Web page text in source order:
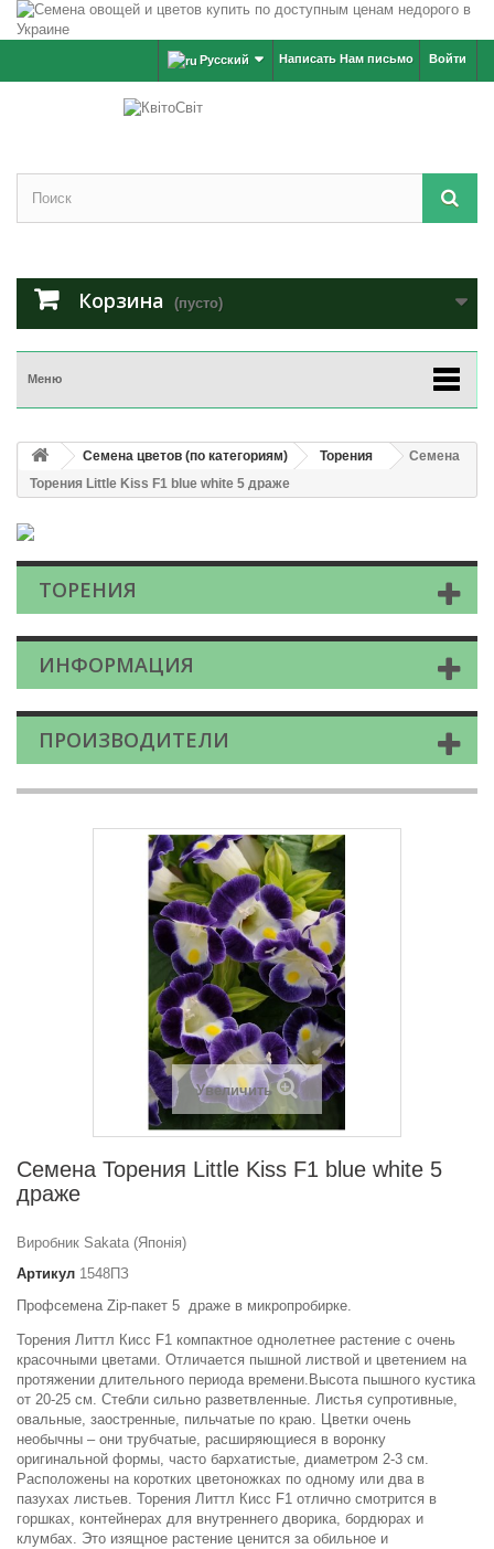
Войти
Написать Нам письмо
Русский
Корзина (пусто)
Меню
Семена цветов (по категориям) Торения
Семена
Торения Little Kiss F1 blue white 5 драже
ТОРЕНИЯ
ИНФОРМАЦИЯ
ПРОИЗВОДИТЕЛИ
Увеличить
Семена Торения Little Kiss F1 blue white 5
драже
Виробник Sakata (Японія)
Артикул 1548ПЗ
Профсемена Zip-пакет 5 драже в микропробирке.
Торения Литтл Кисс F1 компактное однолетнее растение с очень
красочными цветами. Отличается пышной листвой и цветением на
протяжении длительного периода времени.Высота пышного кустика
от 20-25 см. Стебли сильно разветвленные. Листья супротивные,
овальные, заостренные, пильчатые по краю. Цветки очень
необычны – они трубчатые, расширяющиеся в воронку
оригинальной формы, часто бархатистые, диаметром 2-3 см.
Расположены на коротких цветоножках по одному или два в
пазухах листьев. Торения Литтл Кисс F1 отлично смотрится в
горшках, контейнерах для внутреннего дворика, бордюрах и
клумбах. Это изящное растение ценится за обильное и